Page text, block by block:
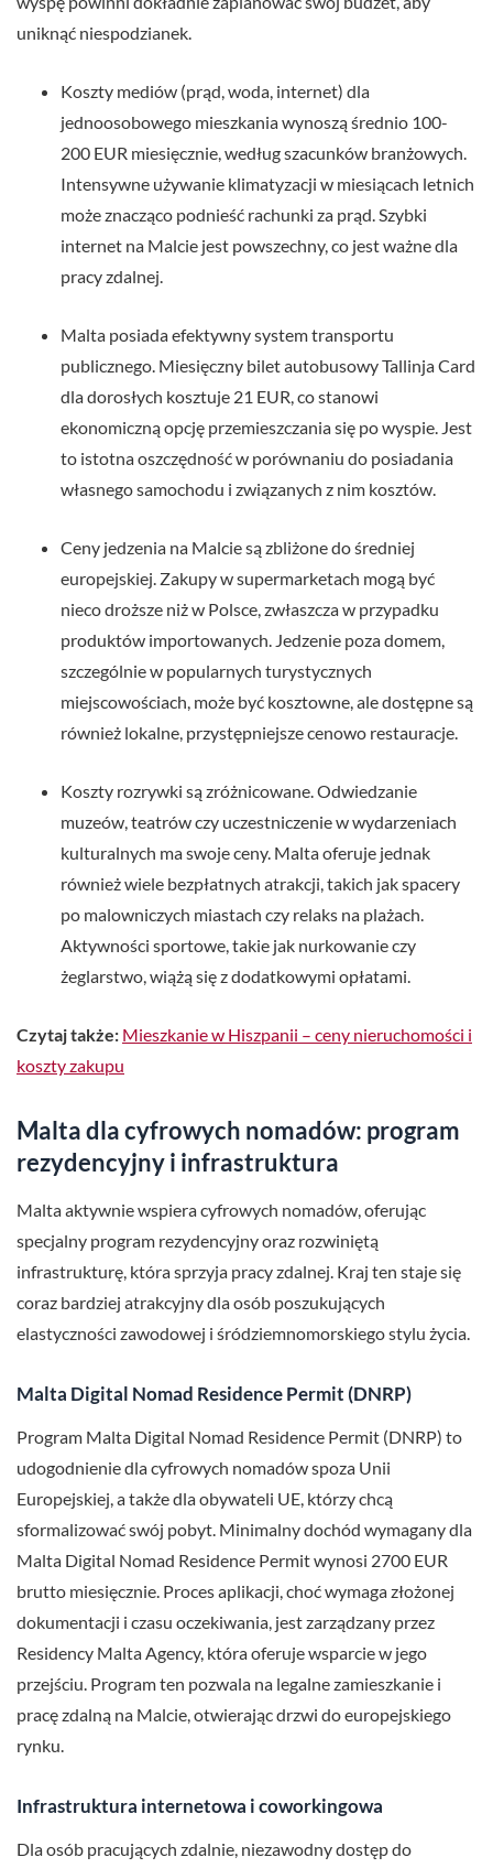
uniknąć niespodzianek.
Koszty mediów (prąd, woda, internet) dla
jednoosobowego mieszkania wynoszą średnio 100-
200 EUR miesięcznie, według szacunków branżowych.
Intensywne używanie klimatyzacji w miesiącach letnich
może znacząco podnieść rachunki za prąd. Szybki
internet na Malcie jest powszechny, co jest ważne dla
pracy zdalnej.
Malta posiada efektywny system transportu
publicznego. Miesięczny bilet autobusowy Tallinja Card
dla dorosłych kosztuje 21 EUR, co stanowi
ekonomiczną opcję przemieszczania się po wyspie. Jest
to istotna oszczędność w porównaniu do posiadania
własnego samochodu i związanych z nim kosztów.
Ceny jedzenia na Malcie są zbliżone do średniej
europejskiej. Zakupy w supermarketach mogą być
nieco droższe niż w Polsce, zwłaszcza w przypadku
produktów importowanych. Jedzenie poza domem,
szczególnie w popularnych turystycznych
miejscowościach, może być kosztowne, ale dostępne są
również lokalne, przystępniejsze cenowo restauracje.
Koszty rozrywki są zróżnicowane. Odwiedzanie
muzeów, teatrów czy uczestniczenie w wydarzeniach
kulturalnych ma swoje ceny. Malta oferuje jednak
również wiele bezpłatnych atrakcji, takich jak spacery
po malowniczych miastach czy relaks na plażach.
Aktywności sportowe, takie jak nurkowanie czy
żeglarstwo, wiążą się z dodatkowymi opłatami.
Czytaj także: Mieszkanie w Hiszpanii – ceny nieruchomości i
koszty zakupu
Malta dla cyfrowych nomadów: program
rezydencyjny i infrastruktura
Malta aktywnie wspiera cyfrowych nomadów, oferując
specjalny program rezydencyjny oraz rozwiniętą
infrastrukturę, która sprzyja pracy zdalnej. Kraj ten staje się
coraz bardziej atrakcyjny dla osób poszukujących
elastyczności zawodowej i śródziemnomorskiego stylu życia.
Malta Digital Nomad Residence Permit (DNRP)
Program Malta Digital Nomad Residence Permit (DNRP) to
udogodnienie dla cyfrowych nomadów spoza Unii
Europejskiej, a także dla obywateli UE, którzy chcą
sformalizować swój pobyt. Minimalny dochód wymagany dla
Malta Digital Nomad Residence Permit wynosi 2700 EUR
brutto miesięcznie. Proces aplikacji, choć wymaga złożonej
dokumentacji i czasu oczekiwania, jest zarządzany przez
Residency Malta Agency, która oferuje wsparcie w jego
przejściu. Program ten pozwala na legalne zamieszkanie i
pracę zdalną na Malcie, otwierając drzwi do europejskiego
rynku.
Infrastruktura internetowa i coworkingowa
Dla osób pracujących zdalnie, niezawodny dostęp do